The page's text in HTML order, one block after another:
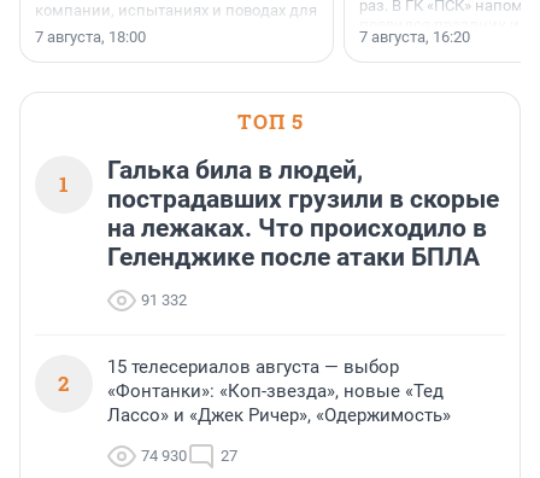
компании, испытаниях и поводах для
осторожного оптимизма.
7 августа, 18:00
раз. В ГК «ПСК»
поменялась роль
7 августа, 16:20
ТОП 5
1
Галька била в людей,
пострадавших грузили в скорые
на лежаках. Что происходило в
Геленджике после атаки БПЛА
91 332
2
15 телесериалов августа — выбор
«Фонтанки»: «Коп-звезда», новые «Тед
Лассо» и «Джек Ричер», «Одержимость»
74 930 27